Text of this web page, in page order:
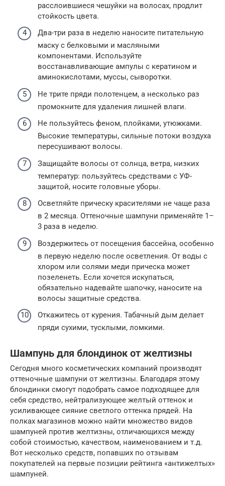
расслоившиеся чешуйки на волосах, продлит
стойкость цвета.
Два-три раза в неделю наносите питательную
маску с белковыми и масляными
компонентами. Используйте
восстанавливающие ампулы с кератином и
аминокислотами, муссы, сыворотки.
Не трите пряди полотенцем, а несколько раз
промокните для удаления лишней влаги.
Не пользуйтесь феном, плойками, утюжками.
Высокие температуры, сильные потоки воздуха
пересушивают волосы.
Защищайте волосы от солнца, ветра, низких
температур: пользуйтесь средствами с УФ-
защитой, носите головные уборы.
Осветляйте прическу красителями не чаще раза
в 2 месяца. Оттеночные шампуни применяйте 1–
3 раза в неделю.
Воздержитесь от посещения бассейна, особенно
в первую неделю после осветления. От воды с
хлором или солями меди прическа может
позеленеть. Если хочется искупаться,
обязательно надевайте шапочку, наносите на
волосы защитные средства.
Откажитесь от курения. Табачный дым делает
пряди сухими, тусклыми, ломкими.
Шампунь для блондинок от желтизны
Сегодня много косметических компаний производят
оттеночные шампуни от желтизны. Благодаря этому
блондинки смогут подобрать самое подходящее для
себя средство, нейтрализующее желтый оттенок и
усиливающее сияние светлого оттенка прядей. На
полках магазинов можно найти множество видов
шампуней против желтизны, отличающихся между
собой стоимостью, качеством, наименованием и т.д.
Вот несколько средств, попавших по отзывам
покупателей на первые позиции рейтинга «антижелтых»
шампуней.